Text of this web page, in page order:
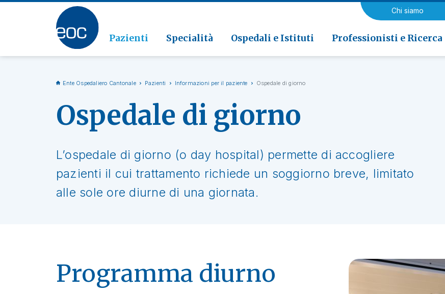
Chi siamo
Pazienti Specialità Ospedali e Istituti Professionisti e Ricerca
Vai alla sezione
Medicina riabilitativa
Neurologia e
Clinica di Riabilitazione EOC, Novaggio
Patologia
Ente Ospedaliero Cantonale Pazienti Informazioni per il paziente Ospedale di giorno
Ospedale di giorno
L’ospedale di giorno (o day hospital) permette di accogliere
pazienti il cui trattamento richiede un soggiorno breve, limitato
alle sole ore diurne di una giornata.
Programma diurno